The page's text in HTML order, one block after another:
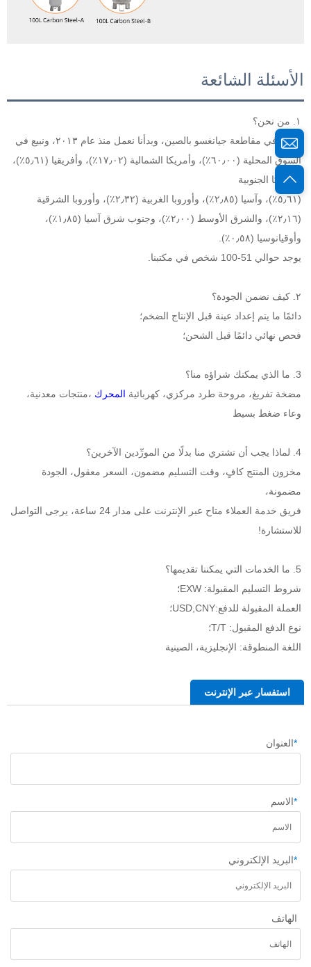
الأسئلة الشائعة
١. من نحن؟
وأمريكا الجنوبية
وأوقيانوسيا (٠٫٥٨٪).
يوجد حوالي 51-100 شخص في مكتبنا.
٢. كيف نضمن الجودة؟
دائمًا ما يتم إعداد عينة قبل الإنتاج الضخم؛
فحص نهائي دائمًا قبل الشحن؛
3. ما الذي يمكنك شراؤه منا؟
مضخة تفريغ، مروحة طرد مركزي، كهربائية المحرك
وعاء ضغط بسيط
4. لماذا يجب أن تشتري منا بدلًا من المورِّدين الآخرين؟
مضمونة،
للاستشارة!
5. ما الخدمات التي يمكننا تقديمها؟
شروط التسليم المقبولة: EXW؛
العملة المقبولة للدفع:USD,CNY؛
نوع الدفع المقبول: T/T؛
اللغة المنطوقة: الإنجليزية، الصينية
استفسار عبر الإنترنت
*العنوان
*الاسم
*البريد الإلكتروني
الهاتف